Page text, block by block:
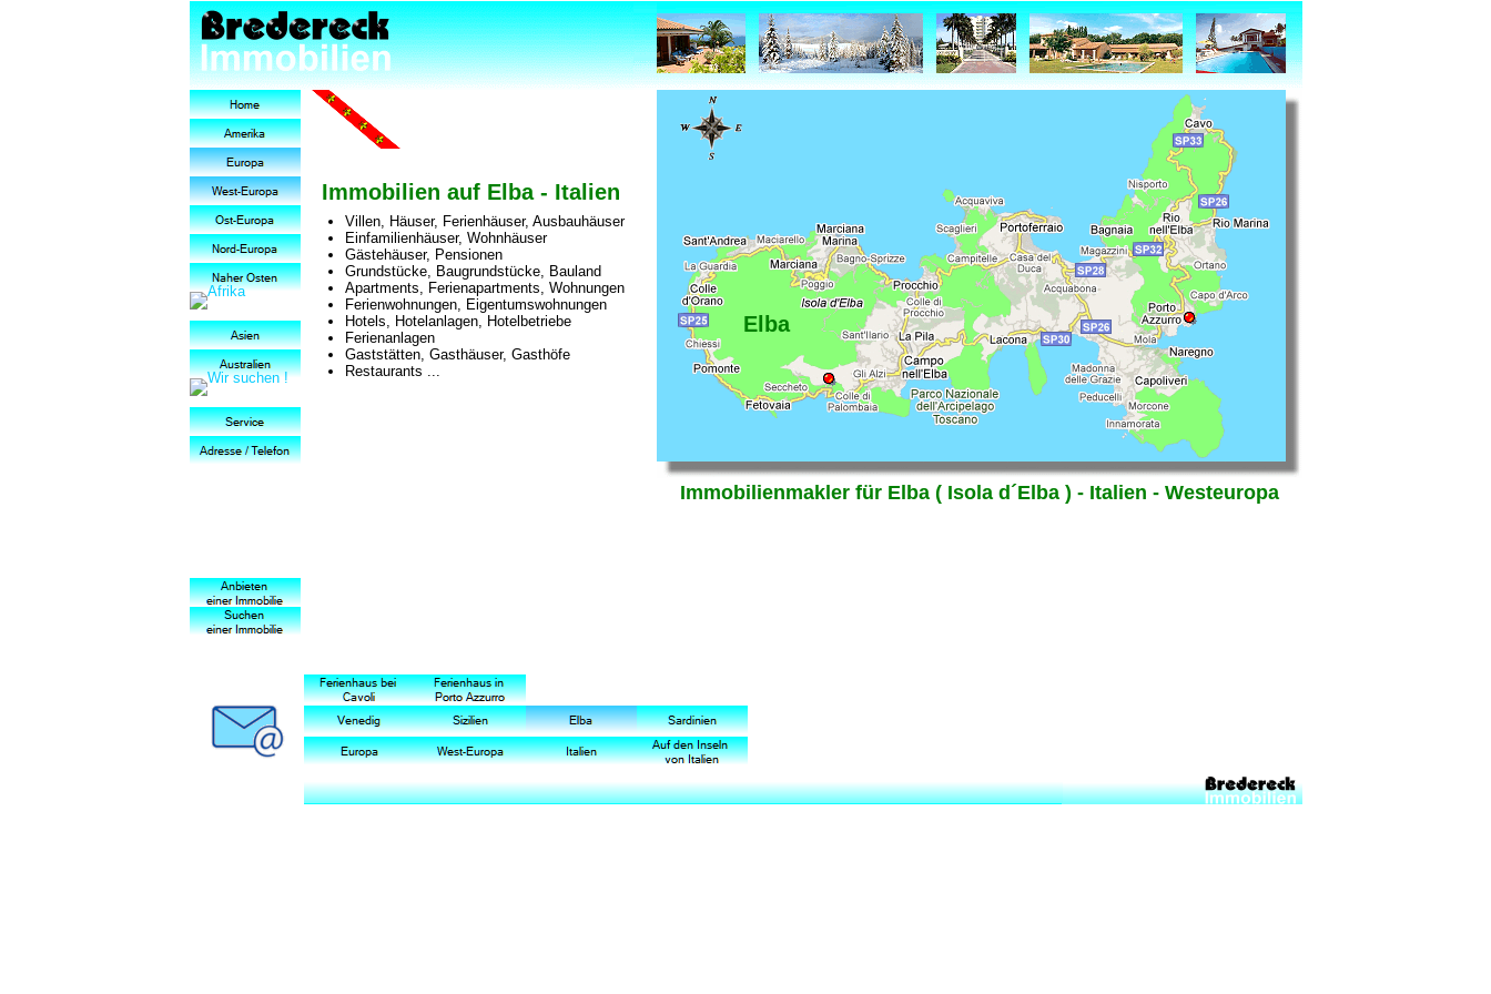
Immobilien auf Elba - Italien
Immobilienmakler für Elba ( Isola d´Elba ) - Italien - Westeuropa
Villen, Häuser, Ferienhäuser, Ausbauhäuser
Einfamilienhäuser, Wohnhäuser
Gästehäuser, Pensionen
Grundstücke, Baugrundstücke, Bauland
Apartments, Ferienapartments, Wohnungen
Ferienwohnungen, Eigentumswohnungen
Hotels, Hotelanlagen, Hotelbetriebe
Ferienanlagen
Gaststätten, Gasthäuser, Gasthöfe
Restaurants ...
Elba